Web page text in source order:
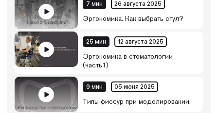
7 мин 26 августа 2025
Эргономика. Как выбрать стул?
25 мин 12 августа 2025
Эргономика в стоматологии
(часть1)
9 мин 05 июня 2025
Типы фиссур при моделировании.